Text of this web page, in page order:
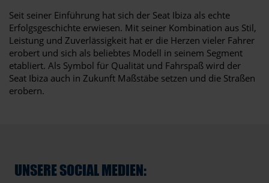
Seit seiner Einführung hat sich der Seat Ibiza als echte
Erfolgsgeschichte erwiesen. Mit seiner Kombination aus Stil,
Leistung und Zuverlässigkeit hat er die Herzen vieler Fahrer
erobert und sich als beliebtes Modell in seinem Segment
etabliert. Als Symbol für Qualität und Fahrspaß wird der
Seat Ibiza auch in Zukunft Maßstäbe setzen und die Straßen
erobern.
UNSERE SOCIAL MEDIEN: